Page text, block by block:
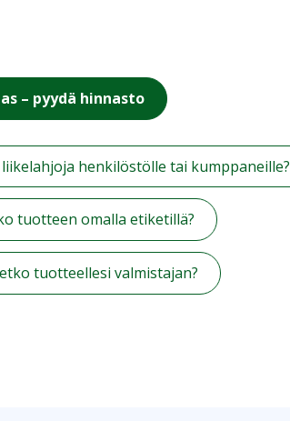
– pyydä hinnasto
henkilöstölle tai kumppaneille?
tuotteen omalla etiketillä?
tuotteellesi valmistajan?